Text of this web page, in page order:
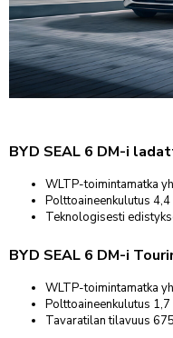
NISSAN
OPEL
PEUGEOT
TOYOTA
VARAA
VARAA KAUSIHUOLTO
OSTA RENKAAT
VARAA
KAUSIHUOLTO
NOUTO- JA
TUO & NOUDA 24/7 -
VIDEOCHECK
HUOLLON RAHOITUS
LISÄVARUSTEET
VARAOSAKYSELY
LISÄPALVELUT
LENTOHUOLTO
SIJAISAUTO
PESUPALVELU
TARJOUKSET
VARAA
VARAA
KOLARIKORJAUS
TUULILASIT &
SMART-
FORDSTORE
Ristipellontie 5, Helsinki
AUTOKESKUS AIRPORT
Silvastintie 4, Vantaa
AUTOKESKUS TAMPERE
Hatanpään Valtatie 44-46,
AUTOKESKUS
Uhrikivenkatu 11, Hämeenlinna
AUTOKESKUS LYHYESTI
HALLINTO
MATERIAALIPANKKI
BLOGI
UUTISET &
BYD SEAL 6 DM-i
WLTP-toimintamatka
Polttoaineenkulutus
Teknologisesti
BYD SEAL 6 DM-i
WLTP-toimintamatka
Polttoaineenkulutus
Tavaratilan tilavuus